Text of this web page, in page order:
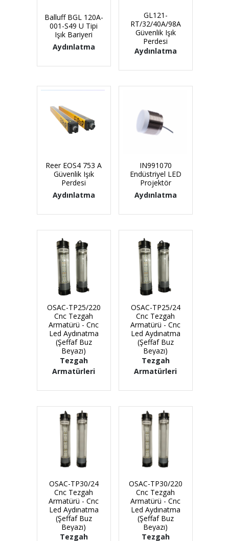
Balluff BGL 120A-
001-S49 U Tipi
Işık Bariyeri
Aydınlatma
GL121-
RT/32/40A/98A
Güvenlik Işık
Perdesi
Aydınlatma
Reer EOS4 753 A
Güvenlik Işık
Perdesi
Aydınlatma
IN991070
Endüstriyel LED
Projektör
Aydınlatma
OSAC-TP25/220
Cnc Tezgah
Armatürü - Cnc
Led Aydınatma
(Şeffaf Buz
Beyazı)
Tezgah
Armatürleri
OSAC-TP25/24
Cnc Tezgah
Armatürü - Cnc
Led Aydınatma
(Şeffaf Buz
Beyazı)
Tezgah
Armatürleri
OSAC-TP30/24
Cnc Tezgah
Armatürü - Cnc
Led Aydınatma
(Şeffaf Buz
Beyazı)
Tezgah
OSAC-TP30/220
Cnc Tezgah
Armatürü - Cnc
Led Aydınatma
(Şeffaf Buz
Beyazı)
Tezgah